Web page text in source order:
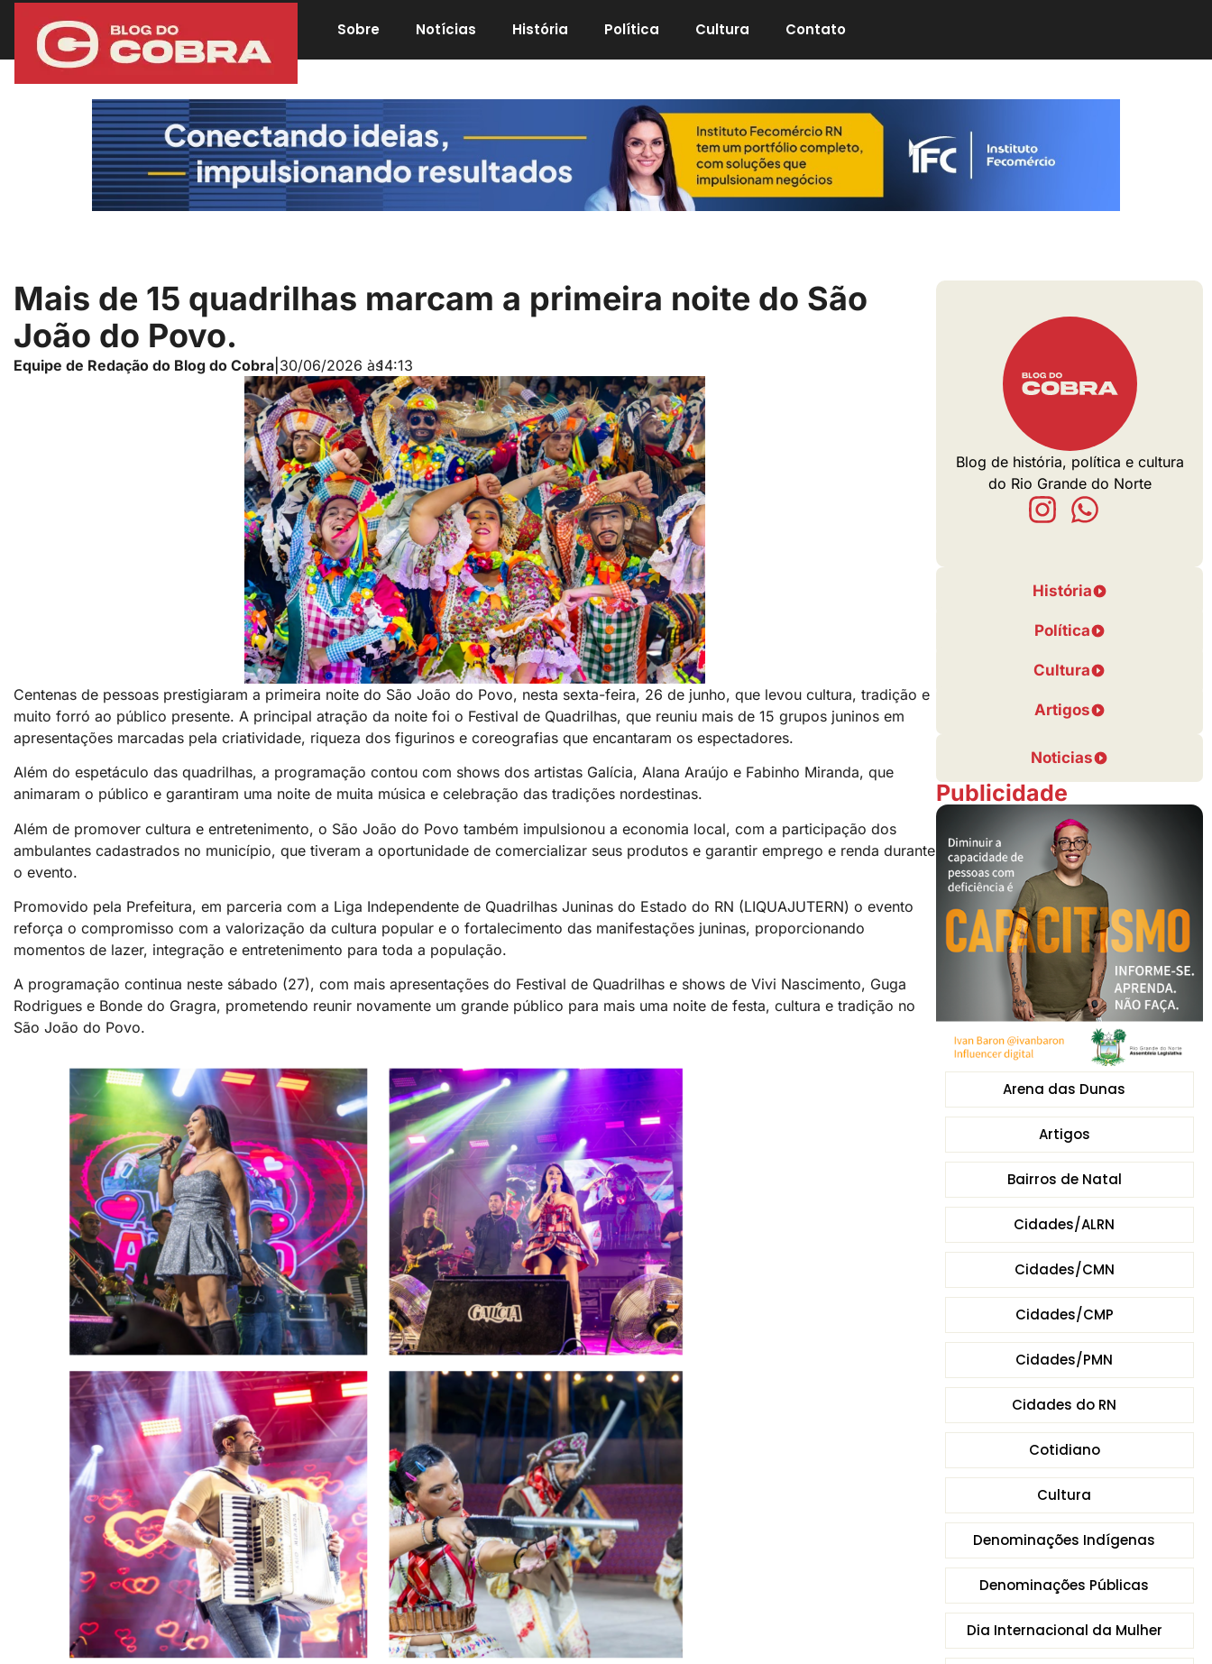
Sobre Notícias História Política Cultura Contato
Blog de história, política e cultura
do Rio Grande do Norte
História
Política
Cultura
Artigos
Noticias
Publicidade
Arena das Dunas
Artigos
Bairros de Natal
Cidades/ALRN
Cidades/CMN
Cidades/CMP
Cidades/PMN
Cidades do RN
Cotidiano
Cultura
Denominações Indígenas
Denominações Públicas
Dia Internacional da Mulher
Mais de 15 quadrilhas marcam a primeira noite do São
João do Povo.
Equipe de Redação do Blog do Cobra 30/06/2026 às14:13
Centenas de pessoas prestigiaram a primeira noite do São João do Povo, nesta sexta-feira, 26 de junho, que levou cultura, tradição e
muito forró ao público presente. A principal atração da noite foi o Festival de Quadrilhas, que reuniu mais de 15 grupos juninos em
apresentações marcadas pela criatividade, riqueza dos figurinos e coreografias que encantaram os espectadores.
Além do espetáculo das quadrilhas, a programação contou com shows dos artistas Galícia, Alana Araújo e Fabinho Miranda, que
animaram o público e garantiram uma noite de muita música e celebração das tradições nordestinas.
Além de promover cultura e entretenimento, o São João do Povo também impulsionou a economia local, com a participação dos
ambulantes cadastrados no município, que tiveram a oportunidade de comercializar seus produtos e garantir emprego e renda durante
o evento.
Promovido pela Prefeitura, em parceria com a Liga Independente de Quadrilhas Juninas do Estado do RN (LIQUAJUTERN) o evento
reforça o compromisso com a valorização da cultura popular e o fortalecimento das manifestações juninas, proporcionando
momentos de lazer, integração e entretenimento para toda a população.
A programação continua neste sábado (27), com mais apresentações do Festival de Quadrilhas e shows de Vivi Nascimento, Guga
Rodrigues e Bonde do Gragra, prometendo reunir novamente um grande público para mais uma noite de festa, cultura e tradição no
São João do Povo.